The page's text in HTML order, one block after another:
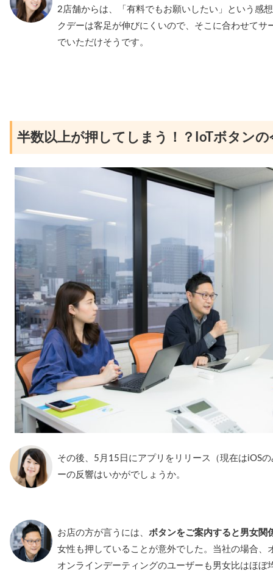
2店舗からは、「有料でもお願いしたい」という感
クデーは客足が伸びにくいので、そこに合わせてサ
でいただけそうです。
半数以上が押してしまう！？IoTボタン
その後、5月15日にアプリをリリース（現在はiOS
ーの反響はいかがでしょうか。
お店の方が言うには、 ボタンをご案内すると男女関
女性も押していることが意外でした。当社の場合、
オンラインデーティングのユーザーも男女比はほぼ